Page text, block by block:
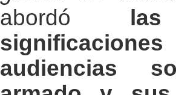
abordó
audiencias